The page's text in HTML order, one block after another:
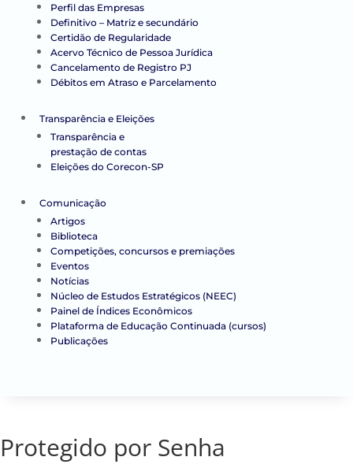
Perfil das Empresas
Definitivo – Matriz e secundário
Certidão de Regularidade
Acervo Técnico de Pessoa Jurídica
Cancelamento de Registro PJ
Débitos em Atraso e Parcelamento
Transparência e Eleições
Transparência e
prestação de contas
Eleições do Corecon-SP
Comunicação
Artigos
Biblioteca
Competições, concursos e premiações
Eventos
Notícias
Núcleo de Estudos Estratégicos (NEEC)
Painel de Índices Econômicos
Plataforma de Educação Continuada (cursos)
Publicações
Protegido por Senha